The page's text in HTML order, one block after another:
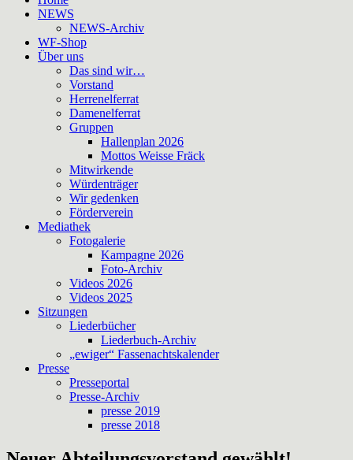
NEWS
NEWS-Archiv
WF-Shop
Über uns
Das sind wir…
Vorstand
Herrenelferrat
Damenelferrat
Gruppen
Hallenplan 2026
Mottos Weisse Fräck
Mitwirkende
Würdenträger
Wir gedenken
Förderverein
Mediathek
Fotogalerie
Kampagne 2026
Foto-Archiv
Videos 2026
Videos 2025
Sitzungen
Liederbücher
Liederbuch-Archiv
„ewiger“ Fassenachtskalender
Presse
Presseportal
Presse-Archiv
presse 2019
presse 2018